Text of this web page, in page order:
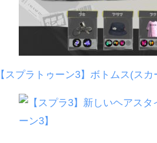
【スプラトゥーン3】ボトムス(ス